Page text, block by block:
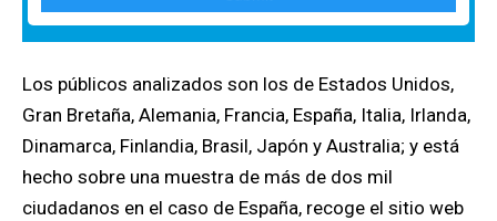
Los públicos analizados son los de Estados Unidos,
Gran Bretaña, Alemania, Francia, España, Italia, Irlanda,
Dinamarca, Finlandia, Brasil, Japón y Australia; y está
hecho sobre una muestra de más de dos mil
ciudadanos en el caso de España, recoge el sitio web